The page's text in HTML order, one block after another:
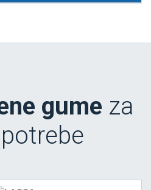
gume za